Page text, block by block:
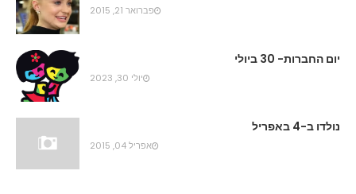
פברואר 21, 2015
יום החברות- 30 ביולי
יולי 30, 2023
נולדו ב-4 באפריל
אפריל 04, 2015